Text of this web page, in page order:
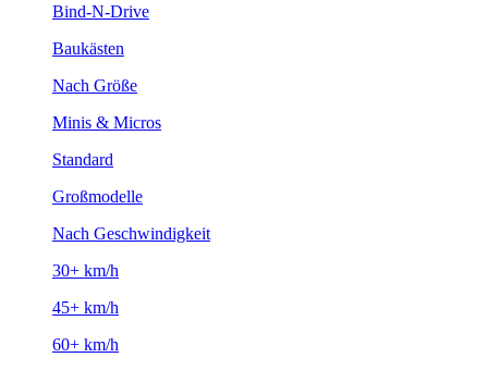
Bind-N-Drive
Baukästen
Nach Größe
Minis & Micros
Standard
Großmodelle
Nach Geschwindigkeit
30+ km/h
45+ km/h
60+ km/h